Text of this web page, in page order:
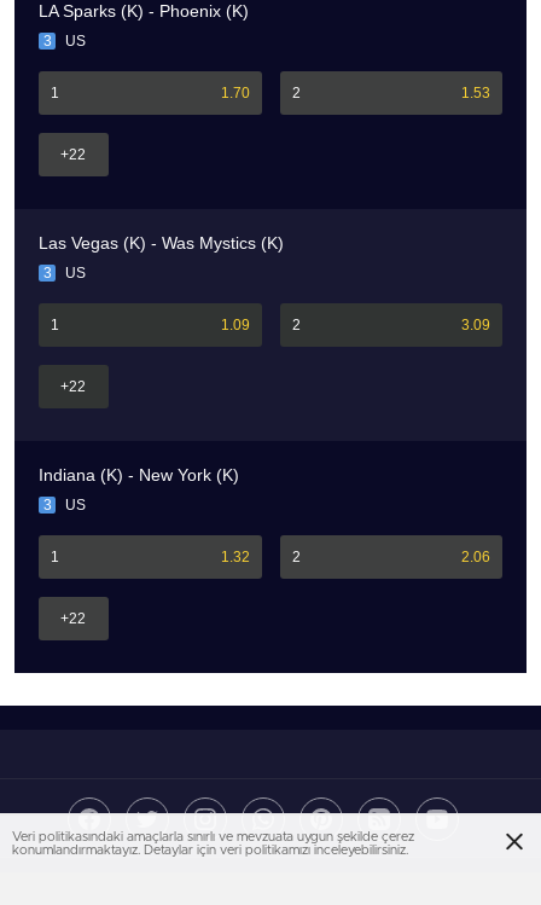
LA Sparks (K) - Phoenix (K)
3 US
1 1.70 2 1.53
+22
Las Vegas (K) - Was Mystics (K)
3 US
1 1.09 2 3.09
+22
Indiana (K) - New York (K)
3 US
1 1.32 2 2.06
+22
Veri politikasındaki amaçlarla sınırlı ve mevzuata uygun şekilde çerez
konumlandırmaktayız. Detaylar için veri politikamızı inceleyebilirsiniz.